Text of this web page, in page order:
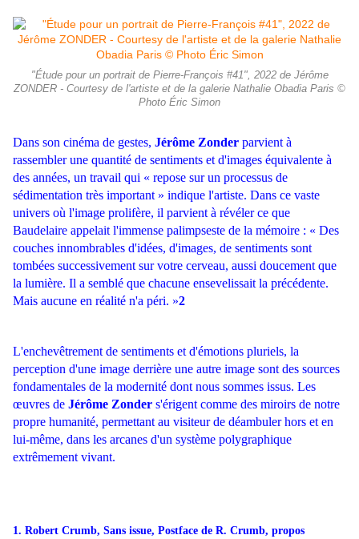
"Étude pour un portrait de Pierre-François #41", 2022 de Jérôme
ZONDER - Courtesy de l'artiste et de la galerie Nathalie Obadia Paris ©
Photo Éric Simon
Dans son cinéma de gestes, Jérôme Zonder parvient à
rassembler une quantité de sentiments et d'images équivalente à
des années, un travail qui « repose sur un processus de
sédimentation très important » indique l'artiste. Dans ce vaste
univers où l'image prolifère, il parvient à révéler ce que
Baudelaire appelait l'immense palimpseste de la mémoire : « Des
couches innombrables d'idées, d'images, de sentiments sont
tombées successivement sur votre cerveau, aussi doucement que
la lumière. Il a semblé que chacune ensevelissait la précédente.
Mais aucune en réalité n'a péri. »2
L'enchevêtrement de sentiments et d'émotions pluriels, la
perception d'une image derrière une autre image sont des sources
fondamentales de la modernité dont nous sommes issus. Les
œuvres de Jérôme Zonder s'érigent comme des miroirs de notre
propre humanité, permettant au visiteur de déambuler hors et en
lui-même, dans les arcanes d'un système polygraphique
extrêmement vivant.
1. Robert Crumb, Sans issue, Postface de R. Crumb, propos